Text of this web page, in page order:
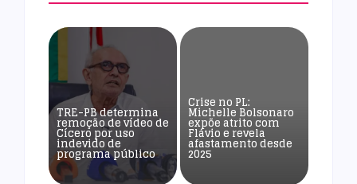
TRE-PB determina
remoção de vídeo de
Cícero por uso
indevido de
programa público
Crise no PL:
Michelle Bolsonaro
expõe atrito com
Flávio e revela
afastamento desde
2025